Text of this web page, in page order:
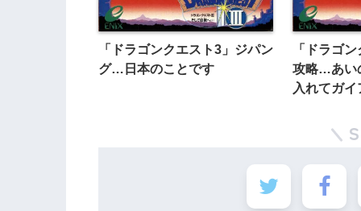
「ドラゴンクエスト3」ジパン
グ…日本のことです
「ドラゴ
攻略…あい
入れてガ